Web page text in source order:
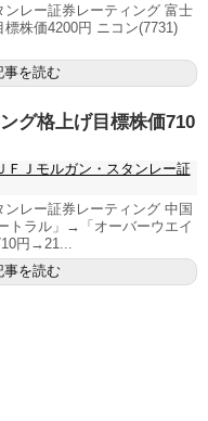
ンレー証券レーティング 富士
株価4200円 ニコン(7731)
事を読む
グ格上げ目標株価710
ＦＪモルガン・スタンレー証
レー証券レーティング 中国
トラル」→「オーバーウエイ
円→21...
事を読む